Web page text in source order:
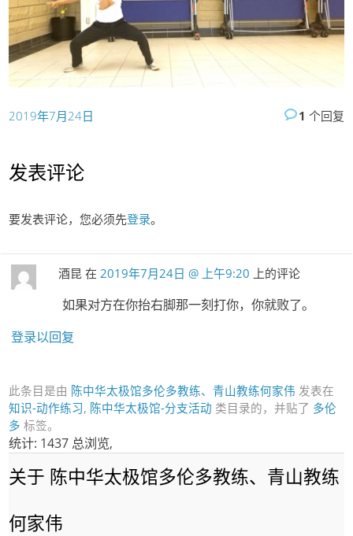
2019年7月24日 1 个回复
发表评论
要发表评论，您必须先登录。
酒昆在 2019年7月24日 @ 上午9:20 上的评论
如果对方在你抬右脚那一刻打你，你就败了。
登录以回复
此条目是由 陈中华太极馆多伦多教练、青山教练何家伟 发表在
知识-动作练习, 陈中华太极馆-分支活动 类目录的，并贴了 多伦
多 标签。
统计: 1437 总浏览,
关于 陈中华太极馆多伦多教练、青山教练
何家伟